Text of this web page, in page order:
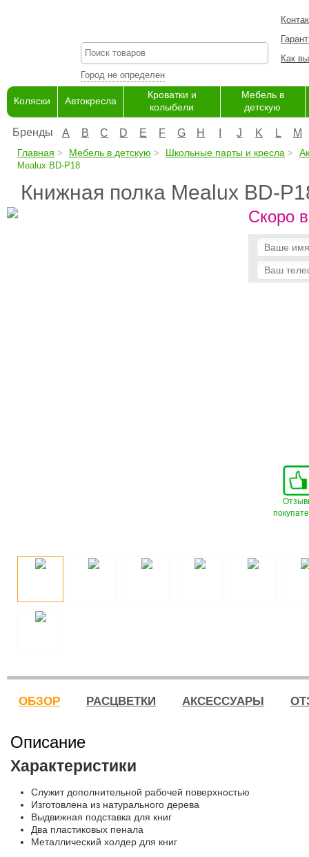
Город не определен
Как
Коляски Автокресла
Кроватки и
колыбели
Мебель в
детскую
Бренды A B C D E F G H J K L M
Главная Мебель в детскую Школьные парты и кресла
Mealux BD-P18
Книжная полка Mealux BD-
Скоро
ОБЗОР РАСЦВЕТКИ АКСЕССУАРЫ
Описание
Характеристики
Служит дополнительной рабочей поверхностью
Изготовлена из натурального дерева
Выдвижная подставка для книг
Два пластиковых пенала
Металлический холдер для книг